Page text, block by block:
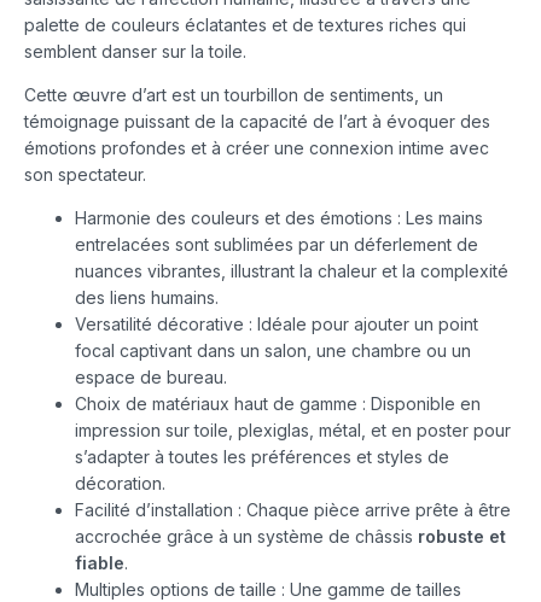
palette de couleurs éclatantes et de textures riches qui
semblent danser sur la toile.
Cette œuvre d’art est un tourbillon de sentiments, un
témoignage puissant de la capacité de l’art à évoquer des
émotions profondes et à créer une connexion intime avec
son spectateur.
Harmonie des couleurs et des émotions : Les mains
entrelacées sont sublimées par un déferlement de
nuances vibrantes, illustrant la chaleur et la complexité
des liens humains.
Versatilité décorative : Idéale pour ajouter un point
focal captivant dans un salon, une chambre ou un
espace de bureau.
Choix de matériaux haut de gamme : Disponible en
impression sur toile, plexiglas, métal, et en poster pour
s’adapter à toutes les préférences et styles de
décoration.
Facilité d’installation : Chaque pièce arrive prête à être
accrochée grâce à un système de châssis robuste et
fiable.
Multiples options de taille : Une gamme de tailles